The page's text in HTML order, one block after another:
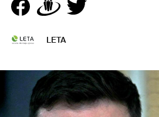
LETA